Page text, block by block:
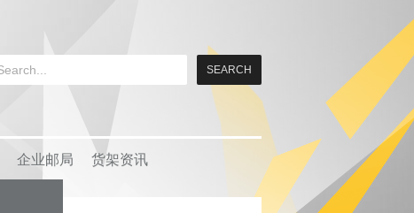
企业邮局 货架资讯